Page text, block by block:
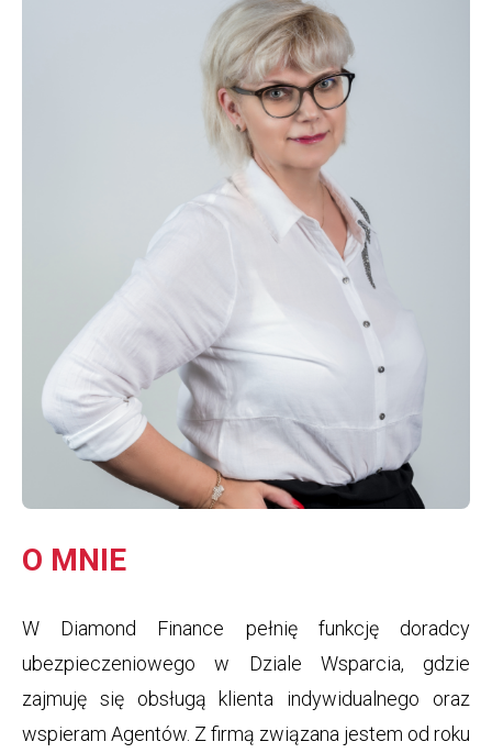
O MNIE
W Diamond Finance pełnię funkcję doradcy
ubezpieczeniowego w Dziale Wsparcia, gdzie
zajmuję się obsługą klienta indywidualnego oraz
wspieram Agentów. Z firmą związana jestem od roku